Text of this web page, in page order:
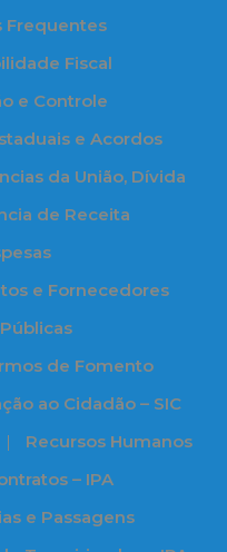
Frequentes
Fiscal
e Controle
e Acordos
da União, Dívida
de Receita
e Fornecedores
de Fomento
ao Cidadão – SIC
Recursos Humanos
– IPA
e Passagens